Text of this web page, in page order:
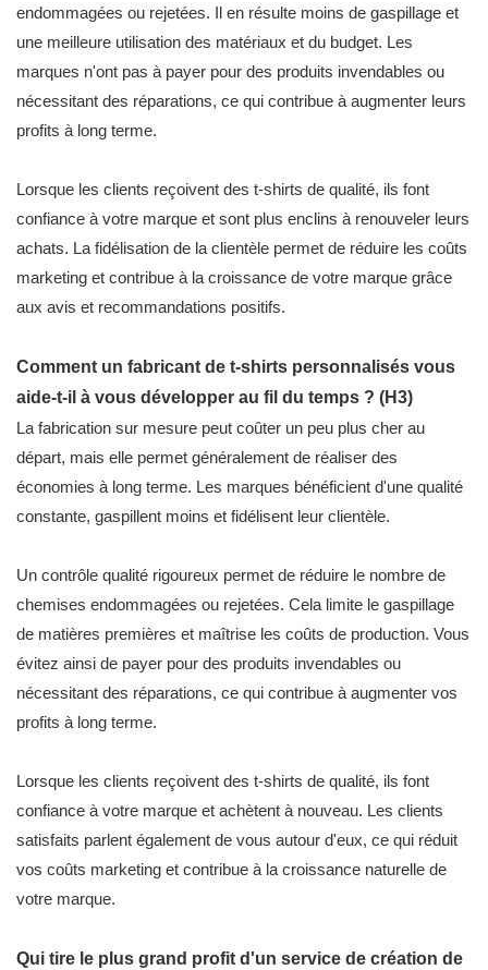
endommagées ou rejetées. Il en résulte moins de gaspillage et
une meilleure utilisation des matériaux et du budget. Les
marques n'ont pas à payer pour des produits invendables ou
nécessitant des réparations, ce qui contribue à augmenter leurs
profits à long terme.
Lorsque les clients reçoivent des t-shirts de qualité, ils font
confiance à votre marque et sont plus enclins à renouveler leurs
achats. La fidélisation de la clientèle permet de réduire les coûts
marketing et contribue à la croissance de votre marque grâce
aux avis et recommandations positifs.
Comment un fabricant de t-shirts personnalisés vous
aide-t-il à vous développer au fil du temps ? (H3)
La fabrication sur mesure peut coûter un peu plus cher au
départ, mais elle permet généralement de réaliser des
économies à long terme. Les marques bénéficient d'une qualité
constante, gaspillent moins et fidélisent leur clientèle.
Un contrôle qualité rigoureux permet de réduire le nombre de
chemises endommagées ou rejetées. Cela limite le gaspillage
de matières premières et maîtrise les coûts de production. Vous
évitez ainsi de payer pour des produits invendables ou
nécessitant des réparations, ce qui contribue à augmenter vos
profits à long terme.
Lorsque les clients reçoivent des t-shirts de qualité, ils font
confiance à votre marque et achètent à nouveau. Les clients
satisfaits parlent également de vous autour d'eux, ce qui réduit
vos coûts marketing et contribue à la croissance naturelle de
votre marque.
Qui tire le plus grand profit d'un service de création de